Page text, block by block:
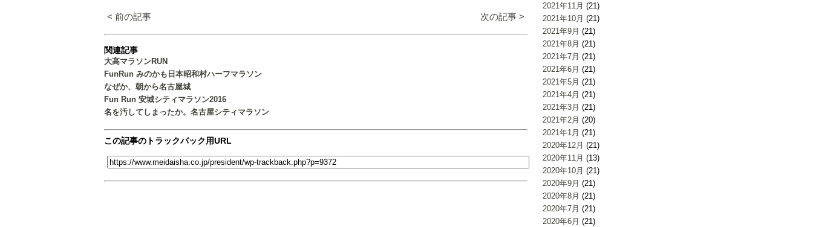
2021年11月 (21)
2021年10月 (21)
2021年9月 (21)
2021年8月 (21)
2021年7月 (21)
2021年6月 (21)
2021年5月 (21)
2021年4月 (21)
2021年3月 (21)
2021年2月 (20)
2021年1月 (21)
2020年12月 (21)
2020年11月 (13)
2020年10月 (21)
2020年9月 (21)
2020年8月 (21)
2020年7月 (21)
2020年6月 (21)
< 前の記事 次の記事 >
関連記事
大高マラソンRUN
FunRun みのかも日本昭和村ハーフマラソン
なぜか、朝から名古屋城
Fun Run 安城シティマラソン2016
名を汚してしまったか。名古屋シティマラソン
この記事のトラックバック用URL